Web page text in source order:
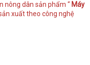
nông dân sản phẩm “ Máy
xuất theo công nghệ